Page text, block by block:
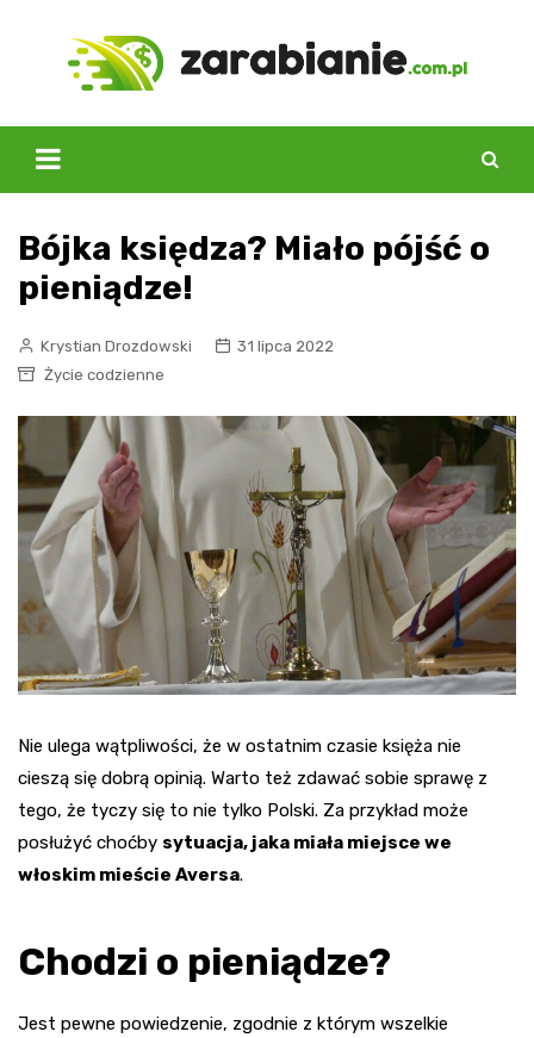
Bójka księdza? Miało pójść o
pieniądze!
Krystian Drozdowski
31 lipca 2022
Życie codzienne
Nie ulega wątpliwości, że w ostatnim czasie księża nie
cieszą się dobrą opinią. Warto też zdawać sobie sprawę z
tego, że tyczy się to nie tylko Polski. Za przykład może
posłużyć choćby sytuacja, jaka miała miejsce we
włoskim mieście Aversa.
Chodzi o pieniądze?
Jest pewne powiedzenie, zgodnie z którym wszelkie